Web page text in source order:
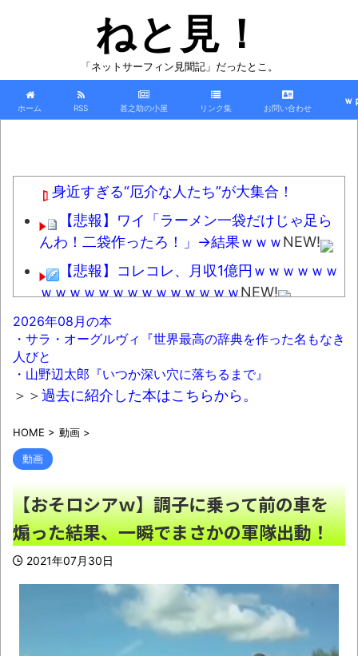
ねと見！
「ネットサーフィン見聞記」だったとこ。
ホーム RSS 甚之助の小屋 リンク集 お問い合わせ
ｗ
身近すぎる“厄介な人たち”が大集合！
【悲報】ワイ「ラーメン一袋だけじゃ足ら
んわ！二袋作ったろ！」→結果ｗｗｗNEW!
【悲報】コレコレ、月収1億円ｗｗｗｗｗｗ
ｗｗｗｗｗｗｗｗｗｗｗｗｗｗNEW!
【悲報】コロオギ食を広めようとして倒産
した人、全く諦めて居なかったNEW!
【悲報】みいちゃんの作者さん、泣いてし
まう
NEW!
イドインアビス 目覚める神秘』の主題歌を担
当へ！！
【動画】ショートスリーパー「寝たほうが
いいよ」の一言にブチギレ・・・NEW!
【動画】エスカレーターに巻き込まれる
JKwwwwwwwwwx
【衝撃】川口被告(19)に無期懲役 江別大学
生殺人事件、19歳で取り返しのつかない代償を
NEW!
2026年08月の本
・サラ・オーグルヴィ『世界最高の辞典を作った名もなき
人びと
・山野辺太郎『いつか深い穴に落ちるまで』
＞＞過去に紹介した本はこちらから。
HOME > 動画 >
動画
【おそロシアｗ】調子に乗って前の車を
煽った結果、一瞬でまさかの軍隊出動！
2021年07月30日